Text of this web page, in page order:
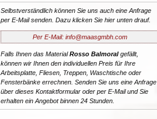
Selbstverständlich können Sie uns auch eine Anfrage
per E-Mail senden. Dazu klicken Sie hier unten drauf.
Per E-Mail: info@maasgmbh.com
Falls Ihnen das MaterialRosso Balmoralgefällt,
können wir Ihnen den individuellen Preis für Ihre
Arbeitsplatte, Fliesen, Treppen, Waschtische oder
Fensterbänke errechnen. Senden Sie uns eine Anfrage
über dieses Kontaktformular oder per E-Mail und Sie
erhalten ein Angebot binnen 24 Stunden.